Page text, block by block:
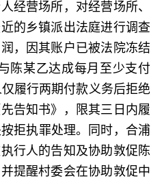
经营场所，对经营场所、
的乡镇派出法庭进行调查
，因其账户已被法院冻结
陈某乙达成每月至少支付
履行两期付款义务后拒绝
告知书》，限其三日内履
拒执罪处理。同时，合浦
行人的告知及协助敦促陈
提醒村委会在协助敦促中